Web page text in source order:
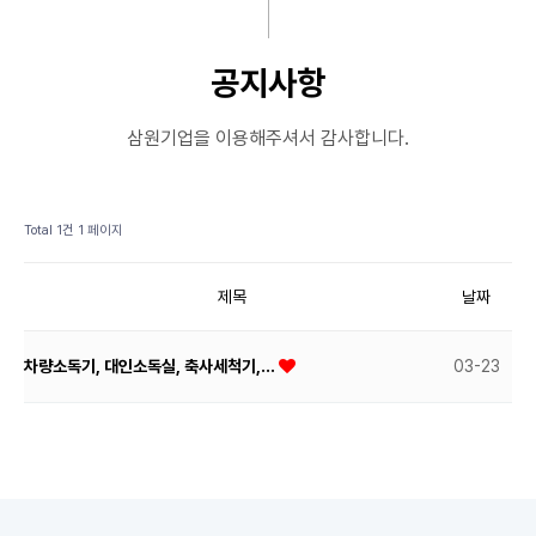
공지사항
삼원기업을 이용해주셔서 감사합니다.
Total 1건 1 페이지
제목 날짜
차량소독기, 대인소독실, 축사세척기,… 03-23